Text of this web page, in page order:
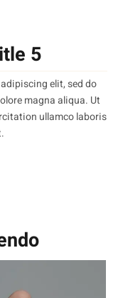
5
elit, sed do
magna aliqua. Ut
ullamco laboris